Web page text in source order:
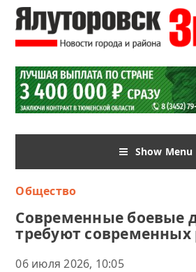
Show Menu
Общество
Современные боевые
требуют
06 июля 2026, 10:05